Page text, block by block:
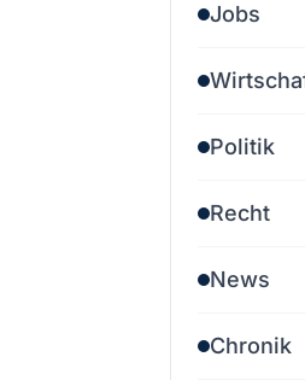
Jobs
Politik
Recht
News
Chronik